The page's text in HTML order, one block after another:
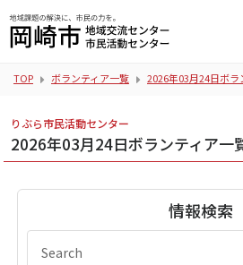
TOP ボランティア一覧 2026年03月24日ボラ
りぶら市民活動センター
2026年03月24日ボランティア一
情報検索